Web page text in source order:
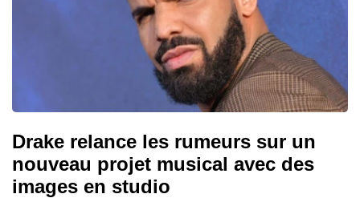
Drake relance les rumeurs sur un
nouveau projet musical avec des
images en studio